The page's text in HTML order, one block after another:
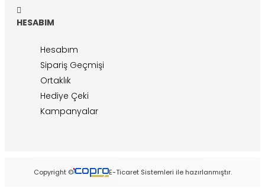
HESABIM
Hesabım
Sipariş Geçmişi
Ortaklık
Hediye Çeki
Kampanyalar